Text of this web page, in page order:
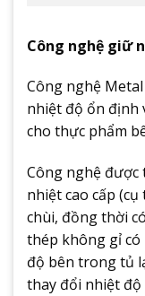
Công nghệ giữ
Công nghệ
nhiệt độ ổn định
cho thực phẩm
Công nghệ được
nhiệt cao cấp
chùi, đồng thời
thép không gỉ
độ bên trong tủ
thay đổi nhiệt độ